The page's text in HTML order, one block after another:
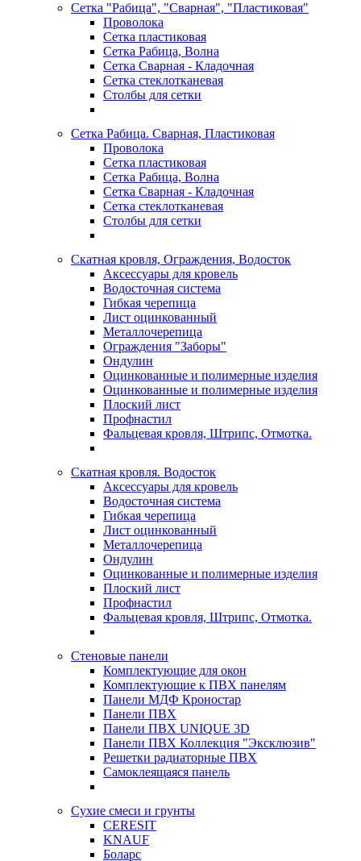
Сетка "Рабица", "Сварная", "Пластиковая"
Проволока
Сетка пластиковая
Сетка Рабица, Волна
Сетка Сварная - Кладочная
Сетка стеклотканевая
Столбы для сетки
Сетка Рабица. Сварная, Пластиковая
Проволока
Сетка пластиковая
Сетка Рабица, Волна
Сетка Сварная - Кладочная
Сетка стеклотканевая
Столбы для сетки
Скатная кровля, Ограждения, Водосток
Аксессуары для кровель
Водосточная система
Гибкая черепица
Лист оцинкованный
Металлочерепица
Ограждения "Заборы"
Ондулин
Оцинкованные и полимерные изделия
Оцинкованные и полимерные изделия
Плоский лист
Профнастил
Фальцевая кровля, Штрипс, Отмотка.
Скатная кровля. Водосток
Аксессуары для кровель
Водосточная система
Гибкая черепица
Лист оцинкованный
Металлочерепица
Ондулин
Оцинкованные и полимерные изделия
Плоский лист
Профнастил
Фальцевая кровля, Штрипс, Отмотка.
Стеновые панели
Комплектующие для окон
Комплектующие к ПВХ панелям
Панели МДФ Кроностар
Панели ПВХ
Панели ПВХ UNIQUE 3D
Панели ПВХ Коллекция "Эксклюзив"
Решетки радиаторные ПВХ
Самоклеящаяся панель
Сухие смеси и грунты
CERESIT
KNAUF
Боларс